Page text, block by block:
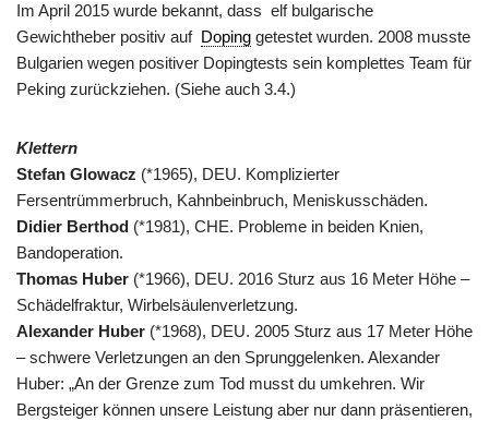
Im April 2015 wurde bekannt, dass elf bulgarische
Gewichtheber positiv auf Doping getestet wurden. 2008 musste
Bulgarien wegen positiver Dopingtests sein komplettes Team für
Peking zurückziehen. (Siehe auch 3.4.)
Klettern
Stefan Glowacz (*1965), DEU. Komplizierter
Fersentrümmerbruch, Kahnbeinbruch, Meniskusschäden.
Didier Berthod (*1981), CHE. Probleme in beiden Knien,
Bandoperation.
Thomas Huber (*1966), DEU. 2016 Sturz aus 16 Meter Höhe –
Schädelfraktur, Wirbelsäulenverletzung.
Alexander Huber (*1968), DEU. 2005 Sturz aus 17 Meter Höhe
– schwere Verletzungen an den Sprunggelenken. Alexander
Huber: „An der Grenze zum Tod musst du umkehren. Wir
Bergsteiger können unsere Leistung aber nur dann präsentieren,